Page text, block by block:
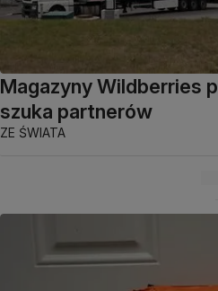
Magazyny Wildberries
szuka partnerów
ZE ŚWIATA